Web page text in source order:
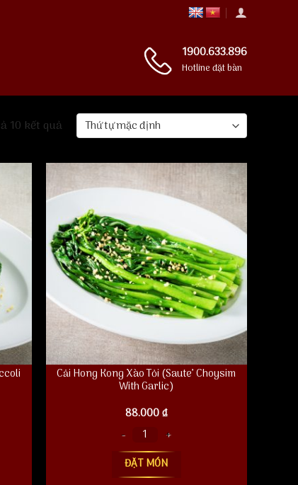
1900.633.896
Hotline đặt bàn
10 kết quả
Garlic) số lượng
Cải Hong Kong Xào Tỏi (Saute’ Choysim
With Garlic)
88.000₫
Cải Hong Kong Xào Tỏi (Saute' Choysim With Garlic) số lượng
ĐẶT MÓN